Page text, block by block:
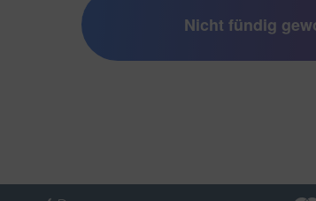
Nicht fündig